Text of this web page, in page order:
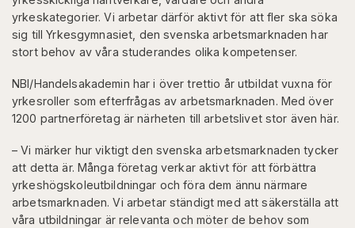
yrkeskategorier. Vi arbetar därför aktivt för att fler ska söka
sig till Yrkesgymnasiet, den svenska arbetsmarknaden har
stort behov av våra studerandes olika kompetenser.
NBI/Handelsakademin har i över trettio år utbildat vuxna för
yrkesroller som efterfrågas av arbetsmarknaden. Med över
1200 partnerföretag är närheten till arbetslivet stor även här.
– Vi märker hur viktigt den svenska arbetsmarknaden tycker
att detta är. Många företag verkar aktivt för att förbättra
yrkeshögskoleutbildningar och föra dem ännu närmare
arbetsmarknaden. Vi arbetar ständigt med att säkerställa att
våra utbildningar är relevanta och möter de behov som